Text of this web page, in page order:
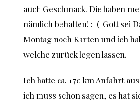
auch Geschmack. Die haben
nämlich behalten! :-( Gott sei
Montag noch Karten und ich
welche zurück legen lassen.
Ich hatte ca. 170 km Anfahrt
ich muss schon sagen, es hat